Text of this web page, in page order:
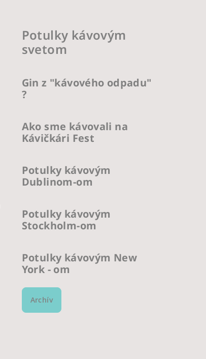
Potulky kávovým
svetom
Gin z "kávového odpadu"
?
Ako sme kávovali na
Kávičkári Fest
Potulky kávovým
Dublinom-om
Potulky kávovým
Stockholm-om
Potulky kávovým New
York - om
Archív